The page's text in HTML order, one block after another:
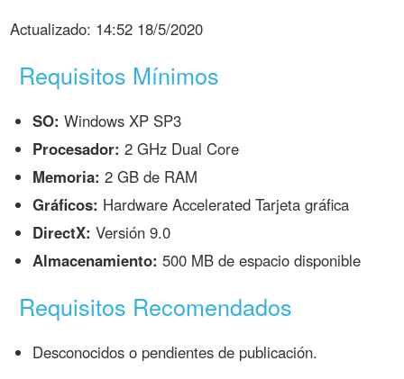
Actualizado: 14:52 18/5/2020
Requisitos Mínimos
SO: Windows XP SP3
Procesador: 2 GHz Dual Core
Memoria: 2 GB de RAM
Gráficos: Hardware Accelerated Tarjeta gráfica
DirectX: Versión 9.0
Almacenamiento: 500 MB de espacio disponible
Requisitos Recomendados
Desconocidos o pendientes de publicación.